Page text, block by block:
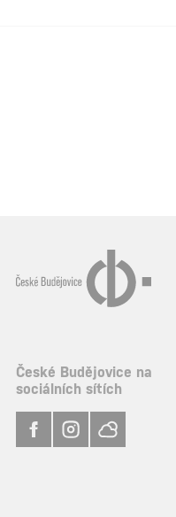
České Budějovice na
sociálních sítích